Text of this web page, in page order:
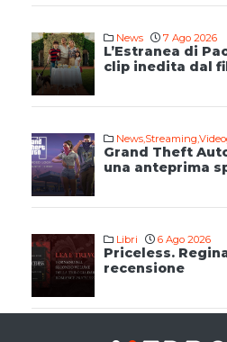
News 7 Ago 2026
L’Estranea di
clip inedita dal
News,Streaming,
Grand Theft
una anteprima
Libri 6 Ago 2026
Priceless.
recensione